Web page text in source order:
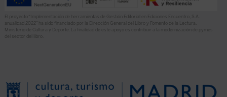
El proyecto “Implementación de herramientas de Gestión Editorial en Ediciones Encuentro, S.A.
anualidad 2022” ha sido financiado por la Dirección General del Libro y Fomento de la Lectura,
Ministerio de Cultura y Deporte. La finalidad de este apoyo es contribuir a la modernización de pymes
del sector del libro.